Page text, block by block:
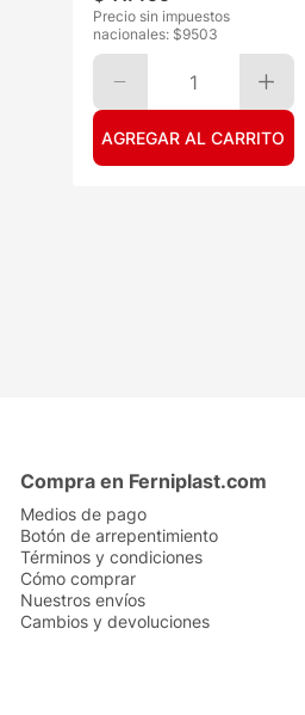
Precio sin impuestos
nacionales: $9503
1
AGREGAR AL CARRITO
Compra en Ferniplast.com
Medios de pago
Botón de arrepentimiento
Términos y condiciones
Cómo comprar
Nuestros envíos
Cambios y devoluciones